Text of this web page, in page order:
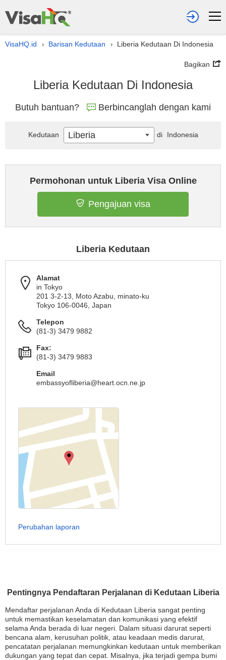
VisaHQ.id › Barisan Kedutaan › Liberia Kedutaan Di Indonesia
Bagikan
Liberia Kedutaan Di Indonesia
Butuh bantuan? Berbincanglah dengan kami
Pentingnya Pendaftaran Perjalanan di Kedutaan Liberia
Mendaftar perjalanan Anda di Kedutaan Liberia sangat penting
untuk memastikan keselamatan dan komunikasi yang efektif
selama Anda berada di luar negeri. Dalam situasi darurat seperti
bencana alam, kerusuhan politik, atau keadaan medis darurat,
pencatatan perjalanan memungkinkan kedutaan untuk memberikan
dukungan yang tepat dan cepat. Misalnya, jika terjadi gempa bumi
Permohonan untuk Liberia Visa Online
Pengajuan visa
Liberia Kedutaan
Alamat
in Tokyo
201 3-2-13, Moto Azabu, minato-ku
Tokyo 106-0046, Japan
Telepon
(81-3) 3479 9882
Fax:
(81-3) 3479 9883
Email
embassyofliberia@heart.ocn.ne.jp
Perubahan laporan
Kedutaan Liberia di Indonesia